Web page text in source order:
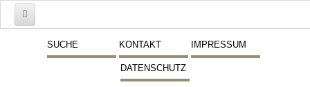
SUCHE KONTAKT IMPRESSUM
DATENSCHUTZ